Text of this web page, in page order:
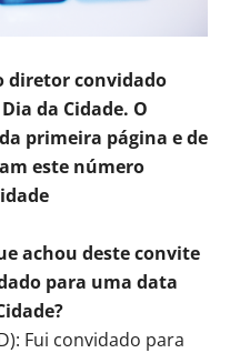
diretor convidado
da Cidade. O
primeira página e de
este número
achou deste convite
para uma data
Fui convidado para